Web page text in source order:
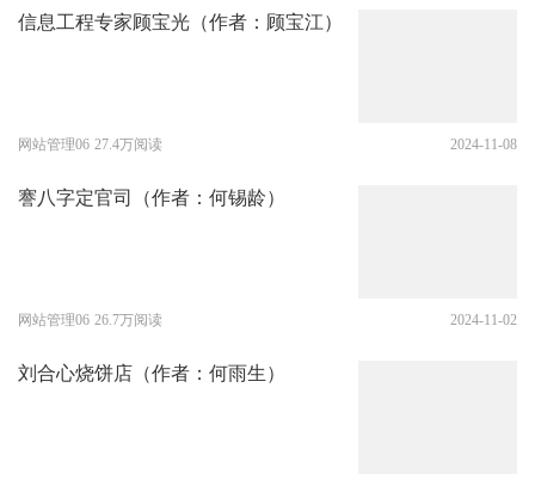
信息工程专家顾宝光（作者：顾宝江）
网站管理06 27.4万阅读 2024-11-08
謇八字定官司（作者：何锡龄）
网站管理06 26.7万阅读 2024-11-02
刘合心烧饼店（作者：何雨生）